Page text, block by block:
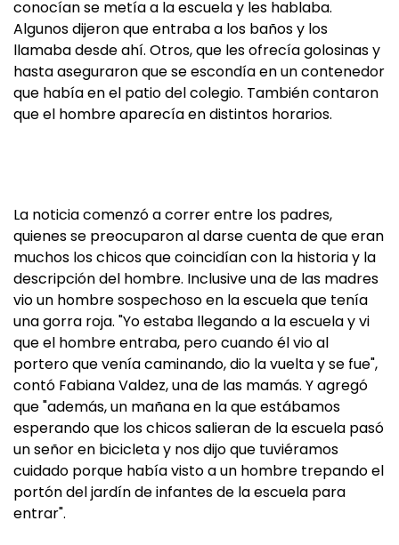
conocían se metía a la escuela y les hablaba.
Algunos dijeron que entraba a los baños y los
llamaba desde ahí. Otros, que les ofrecía golosinas y
hasta aseguraron que se escondía en un contenedor
que había en el patio del colegio. También contaron
que el hombre aparecía en distintos horarios.
La noticia comenzó a correr entre los padres,
quienes se preocuparon al darse cuenta de que eran
muchos los chicos que coincidían con la historia y la
descripción del hombre. Inclusive una de las madres
vio un hombre sospechoso en la escuela que tenía
una gorra roja. "Yo estaba llegando a la escuela y vi
que el hombre entraba, pero cuando él vio al
portero que venía caminando, dio la vuelta y se fue",
contó Fabiana Valdez, una de las mamás. Y agregó
que "además, un mañana en la que estábamos
esperando que los chicos salieran de la escuela pasó
un señor en bicicleta y nos dijo que tuviéramos
cuidado porque había visto a un hombre trepando el
portón del jardín de infantes de la escuela para
entrar".